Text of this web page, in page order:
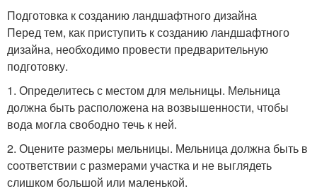
Подготовка к созданию ландшафтного дизайна
Перед тем, как приступить к созданию ландшафтного
дизайна, необходимо провести предварительную
подготовку.
1. Определитесь с местом для мельницы. Мельница
должна быть расположена на возвышенности, чтобы
вода могла свободно течь к ней.
2. Оцените размеры мельницы. Мельница должна быть в
соответствии с размерами участка и не выглядеть
слишком большой или маленькой.